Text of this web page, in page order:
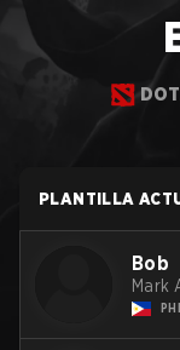
PLANTILLA
Bob
Mark